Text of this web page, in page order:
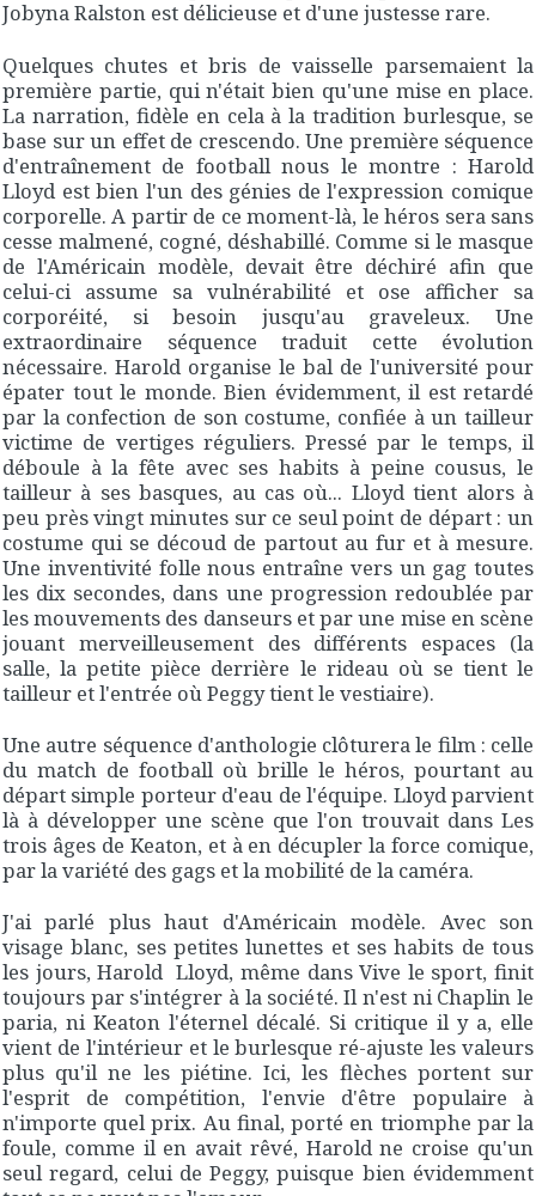
Jobyna Ralston est délicieuse et d'une justesse rare.
Quelques chutes et bris de vaisselle parsemaient la
première partie, qui n'était bien qu'une mise en place.
La narration, fidèle en cela à la tradition burlesque, se
base sur un effet de crescendo. Une première séquence
d'entraînement de football nous le montre : Harold
Lloyd est bien l'un des génies de l'expression comique
corporelle. A partir de ce moment-là, le héros sera sans
cesse malmené, cogné, déshabillé. Comme si le masque
de l'Américain modèle, devait être déchiré afin que
celui-ci assume sa vulnérabilité et ose afficher sa
corporéité, si besoin jusqu'au graveleux. Une
extraordinaire séquence traduit cette évolution
nécessaire. Harold organise le bal de l'université pour
épater tout le monde. Bien évidemment, il est retardé
par la confection de son costume, confiée à un tailleur
victime de vertiges réguliers. Pressé par le temps, il
déboule à la fête avec ses habits à peine cousus, le
tailleur à ses basques, au cas où... Lloyd tient alors à
peu près vingt minutes sur ce seul point de départ : un
costume qui se découd de partout au fur et à mesure.
Une inventivité folle nous entraîne vers un gag toutes
les dix secondes, dans une progression redoublée par
les mouvements des danseurs et par une mise en scène
jouant merveilleusement des différents espaces (la
salle, la petite pièce derrière le rideau où se tient le
tailleur et l'entrée où Peggy tient le vestiaire).
Une autre séquence d'anthologie clôturera le film : celle
du match de football où brille le héros, pourtant au
départ simple porteur d'eau de l'équipe. Lloyd parvient
là à développer une scène que l'on trouvait dans Les
trois âgesde Keaton, et à en décupler la force comique,
par la variété des gags et la mobilité de la caméra.
J'ai parlé plus haut d'Américain modèle. Avec son
visage blanc, ses petites lunettes et ses habits de tous
les jours, Harold Lloyd, même dansVive le sport, finit
toujours par s'intégrer à la société. Il n'est ni Chaplin le
paria, ni Keaton l'éternel décalé. Si critique il y a, elle
vient de l'intérieur et le burlesque ré-ajuste les valeurs
plus qu'il ne les piétine. Ici, les flèches portent sur
l'esprit de compétition, l'envie d'être populaire à
n'importe quel prix. Au final, porté en triomphe par la
foule, comme il en avait rêvé, Harold ne croise qu'un
seul regard, celui de Peggy, puisque bien évidemment